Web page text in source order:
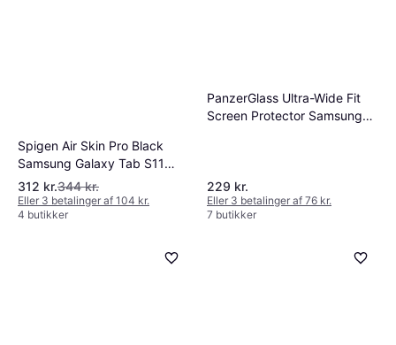
Spigen Air Skin Pro Black
Samsung Galaxy Tab S11
Ultra
312 kr.344 kr.
Eller 3 betalinger af 104 kr.
4 butikker
PanzerGlass Ultra-Wide Fit
Screen Protector Samsung
229 kr.
Eller 3 betalinger af 76 kr.
7 butikker